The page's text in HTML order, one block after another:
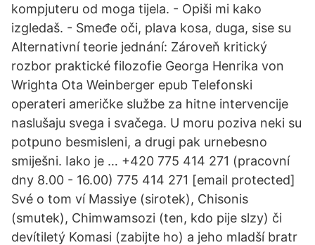
kompjuteru od moga tijela. - Opiši mi kako
izgledaš. - Smeđe oči, plava kosa, duga, sise su
Alternativní teorie jednání: Zároveň kritický
rozbor praktické filozofie Georga Henrika von
Wrighta Ota Weinberger epub Telefonski
operateri američke službe za hitne intervencije
naslušaju svega i svačega. U moru poziva neki su
potpuno besmisleni, a drugi pak urnebesno
smiješni. Iako je … +420 775 414 271 (pracovní
dny 8.00 - 16.00) 775 414 271 [email protected]
Své o tom ví Massiye (sirotek), Chisonis
(smutek), Chimwamsozi (ten, kdo pije slzy) či
devítiletý Komasi (zabijte ho) a jeho mladší bratr